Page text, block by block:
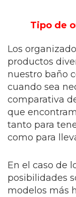
Tipo de
Los
productos
nuestro baño
cuando sea
comparativa
que
tanto para
como para
En el caso de
posibilidades
modelos más